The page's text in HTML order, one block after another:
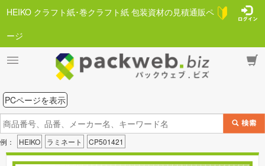
HEIKO クラフト紙･巻クラフト紙 包装資材の見積通販ペ
ージ
PCページを表示
例： HEIKO ラミネート CP501421